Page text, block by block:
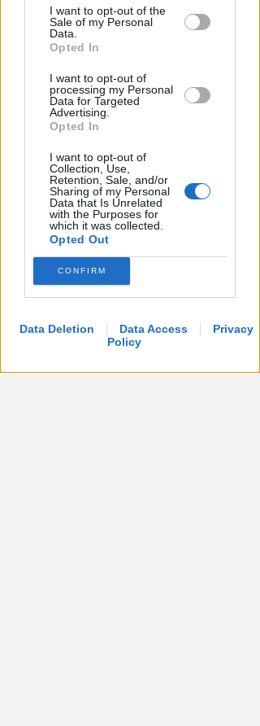
by us to third parties on the IAB’s List of
Downstream Participants that may
further disclose it to other third parties.
I want to opt-out of the
Sale of my Personal
Data.
Opted In
I want to opt-out of
processing my Personal
Data for Targeted
Advertising.
Opted In
I want to opt-out of
Collection, Use,
Retention, Sale, and/or
Sharing of my Personal
Data that Is Unrelated
with the Purposes for
which it was collected.
Opted Out
CONFIRM
Data Deletion Data Access
Privacy
Policy
NUOVE SOLUZIONI
Box doccia, come trasformare il
bagno: tipologie, materiali e
tendenze 2026
Contenuto Sponsorizzato